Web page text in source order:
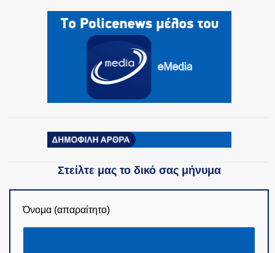
Στείλτε μας το δικό σας μήνυμα
Όνομα (απαραίτητο)